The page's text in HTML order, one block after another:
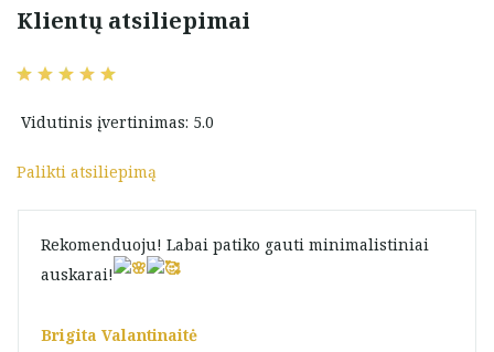
Klientų atsiliepimai
Vidutinis įvertinimas: 5.0
Palikti atsiliepimą
Rekomenduoju! Labai patiko gauti minimalistiniai
auskarai!
Brigita Valantinaitė